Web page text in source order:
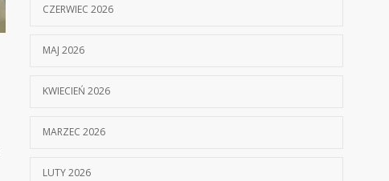
CZERWIEC 2026
MAJ 2026
KWIECIEŃ 2026
MARZEC 2026
LUTY 2026